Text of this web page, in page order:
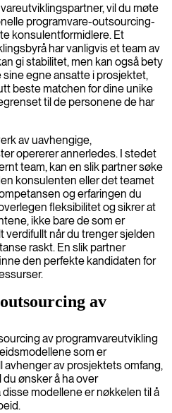
vil du møte
programvare-outsourcing-
konsulentformidlere. Et
har vanligvis et team av
gi stabilitet, men kan også bety
egne ansatte i prosjektet,
beste matchen for dine unike
til de personene de har
av uavhengige,
opererer annerledes. I stedet
team, kan en slik partner søke
konsulenten eller det teamet
og erfaringen du
fleksibilitet og sikrer at
ikke bare de som er
verdifullt når du trenger sjelden
raskt. En slik partner
den perfekte kandidaten for
av
av programvareutvikling
som er
avhenger av prosjektets omfang,
ønsker å ha over
modellene er nøkkelen til å